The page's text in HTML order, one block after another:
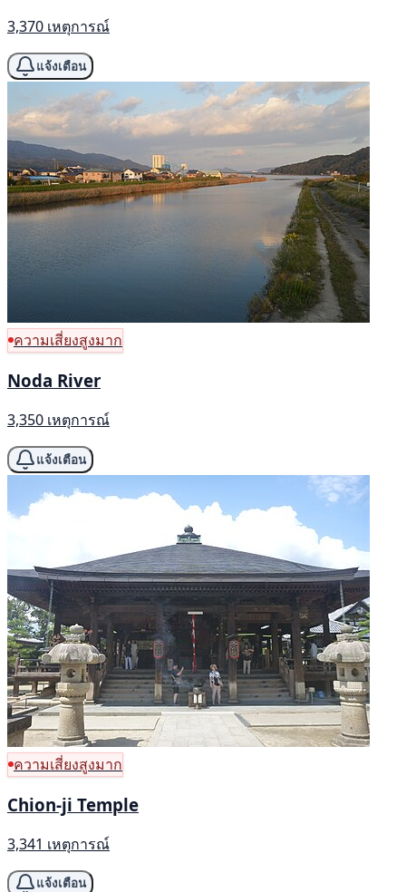
3,370 เหตุการณ์
แจ้งเตือน
ความเสี่ยงสูงมาก
Noda River
3,350 เหตุการณ์
แจ้งเตือน
ความเสี่ยงสูงมาก
Chion-ji Temple
3,341 เหตุการณ์
แจ้งเตือน